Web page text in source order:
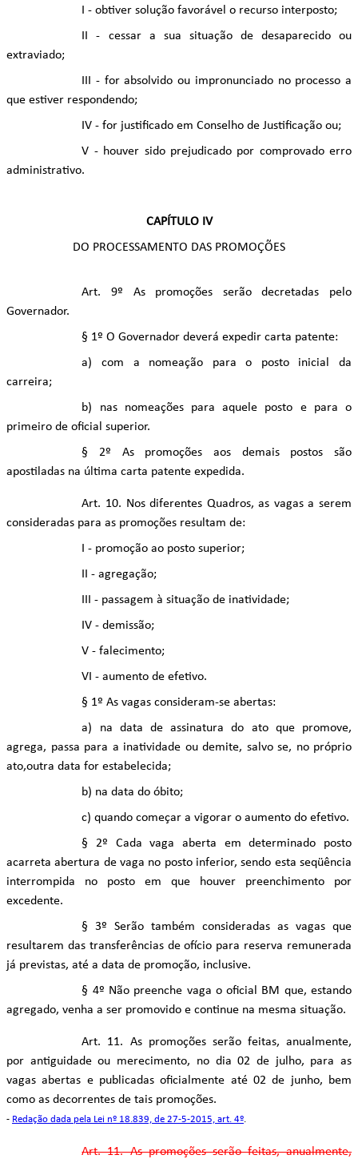
I - obtiver solução favorável o recurso interposto;
II - cessar a sua situação de desaparecido ou
extraviado;
III - for absolvido ou impronunciado no processo a
que estiver respondendo;
IV - for justificado em Conselho de Justificação ou;
V - houver sido prejudicado por comprovado erro
administrativo.
CAPÍTULO IV
DO PROCESSAMENTO DAS PROMOÇÕES
Art. 9º As promoções serão decretadas pelo
Governador.
§ 1º O Governador deverá expedir carta patente:
a) com a nomeação para o posto inicial da
carreira;
b) nas nomeações para aquele posto e para o
primeiro de oficial superior.
§ 2º As promoções aos demais postos são
apostiladas na última carta patente expedida.
Art. 10. Nos diferentes Quadros, as vagas a serem
consideradas para as promoções resultam de:
I - promoção ao posto superior;
II - agregação;
III - passagem à situação de inatividade;
IV - demissão;
V - falecimento;
VI - aumento de efetivo.
§ 1º As vagas consideram-se abertas:
a) na data de assinatura do ato que promove,
agrega, passa para a inatividade ou demite, salvo se, no próprio
ato,outra data for estabelecida;
b) na data do óbito;
c) quando começar a vigorar o aumento do efetivo.
§ 2º Cada vaga aberta em determinado posto
acarreta abertura de vaga no posto inferior, sendo esta seqüência
interrompida no posto em que houver preenchimento por
excedente.
§ 3º Serão também consideradas as vagas que
resultarem das transferências de ofício para reserva remunerada
já previstas, até a data de promoção, inclusive.
§ 4º Não preenche vaga o oficial BM que, estando
agregado, venha a ser promovido e continue na mesma situação.
Art. 11. As promoções serão feitas, anualmente,
por antiguidade ou merecimento, no dia 02 de julho, para as
vagas abertas e publicadas oficialmente até 02 de junho, bem
como as decorrentes de tais promoções.
- Redação dada pela Lei nº 18.839, de 27-5-2015, art. 4º.
Art. 11. As promoções serão feitas, anualmente,